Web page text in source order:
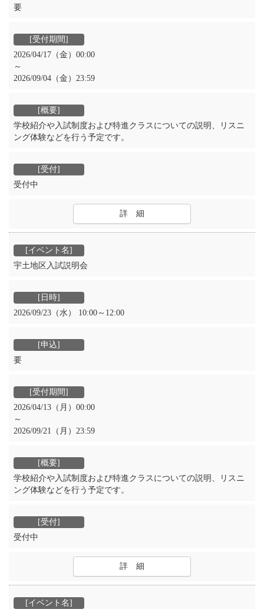
要
2026/04/17（金）00:00
～
2026/09/04（金）23:59
学校紹介や入試制度および特進クラスについての説明、リスニ
ング体験などを行う予定です。
受付中
詳 細
宇土地区入試説明会
2026/09/23（水） 10:00～12:00
要
2026/04/13（月）00:00
～
2026/09/21（月）23:59
学校紹介や入試制度および特進クラスについての説明、リスニ
ング体験などを行う予定です。
受付中
詳 細